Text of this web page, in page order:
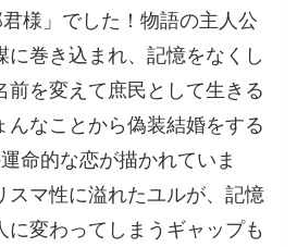
様」でした！物語の主人公
に巻き込まれ、記憶をなくし
前を変えて庶民として生きる
んなことから偽装結婚をする
命的な恋が描かれていま
スマ性に溢れたユルが、記憶
変わってしまうギャップも